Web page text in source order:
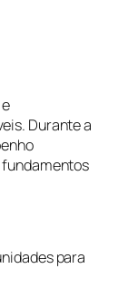
Durante a
fundamentos
para